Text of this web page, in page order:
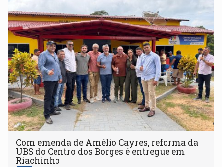
Com emenda de Amélio Cayres, reforma da
UBS do Centro dos Borges é entregue em
Riachinho